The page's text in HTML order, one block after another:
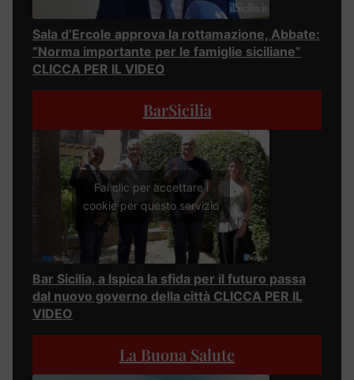
Sala d’Ercole approva la rottamazione, Abbate:
“Norma importante per le famiglie siciliane”
CLICCA PER IL VIDEO
BarSicilia
Fai clic per accettare i
cookie per questo servizio
Bar Sicilia, a Ispica la sfida per il futuro passa
dal nuovo governo della città CLICCA PER IL
VIDEO
La Buona Salute